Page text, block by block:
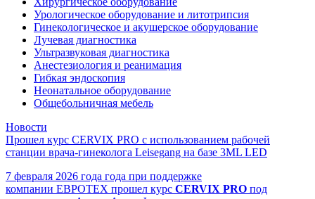
Урологическое оборудование и литотрипсия
Гинекологическое и акушерское оборудование
Лучевая диагностика
Ультразвуковая диагностика
Анестезиология и реанимация
Гибкая эндоскопия
Неонатальное оборудование
Общебольничная мебель
Новости
Прошел курс CERVIX PRO с использованием рабочей
станции врача-гинеколога Leisegang на базе 3ML LED
7 февраля 2026 года года при поддержке
компании ЕВРОТЕХ прошел курс CERVIX PRO под